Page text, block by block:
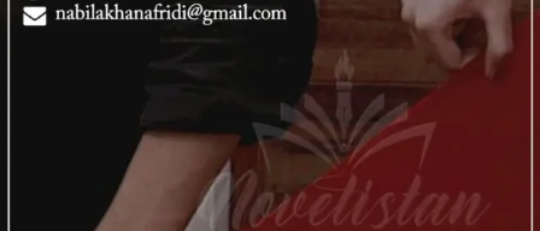
Share this Novel
Share Link Copy Code
Wasal E Junoon By Shahzmeen